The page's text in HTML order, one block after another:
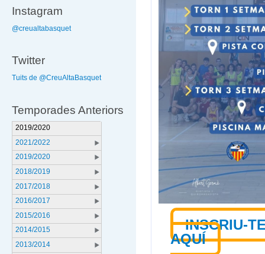
Instagram
@creualtabasquet
Twitter
Tuits de @CreuAltaBasquet
Temporades Anteriors
2019/2020
2021/2022
2019/2020
2018/2019
2017/2018
2016/2017
2015/2016
2014/2015
2013/2014
INSCRIU-
AQUÍ